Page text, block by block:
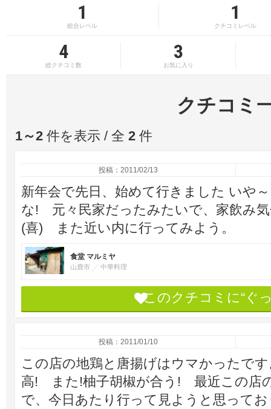
1
総合レベル
1
クチコミレベル
4
総クチコミ数
3
お気に入り
クチコミ
1～2 件を表示 / 全 2 件
投稿：2011/02/13
新年会で先日、始めて行きました いや
な! 元々民家だったみたいで、家飲み
(喜) また近い内に行ってみよう。
食堂 マルミヤ
山鹿市 中華料理
このクチコミに“ぐ
投稿：2011/01/10
この店の地鶏と唐揚げはウマかったで
高! また!柚子胡椒が合う! 最近この店
で、今日あたり行って見ようと思って